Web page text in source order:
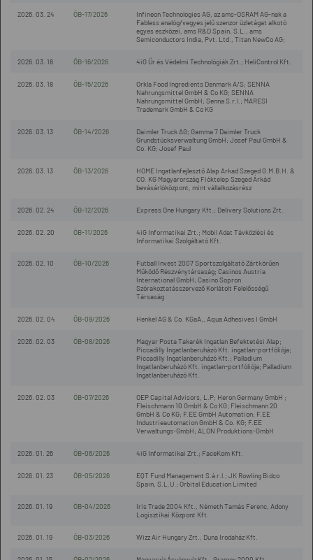
2026. 03. 24 ÖB-17/2026
Infineon Technologies AG, az ams-OSRAM AG-nak a
Fabless analóg/vegyes jelű szenzor üzletágat alkotó
egyes eszközei, ams R&D Spain, S.L., ams
Semiconductors India, Pvt. Ltd., Titan NewCo AG;
2026. 03. 18 ÖB-16/2026 4iG Űr és Védelmi Technológiák Zrt.; HeliControl Kft.
2026. 03. 18 ÖB-15/2026
Orkla Food Ingredients Denmark A/S; SENNA
Nahrungsmittel GmbH & Co KG; SENNA
Nahrungsmittel GmbH; Senna S.r.l.; MARESI
Trademark GmbH & Co KG
2026. 03. 13 ÖB-14/2026
Daimler Truck AG; Gamma 7 Daimler Truck
Grundstücksverwaltung GmbH; Josef Paul GmbH &
Co. KG; Josef Paul
2026. 03. 13 ÖB-13/2026
HOME Ingatlanfejlesztő Alap Arkad Szeged G.M.B.H. &
CO. KG Magyarország Fióktelep Szeged Árkád
bevásárlóközpont, mint vállalkozásrész
2026. 02. 24 ÖB-12/2026 Express One Hungary Kft.; Delivery Solutions Zrt.
2026. 02. 20 ÖB-11/2026
4iG Informatikai Zrt.; Mobil Adat Távközlési és
Informatikai Szolgáltató Kft.
2026. 02. 10 ÖB-10/2026
Futball Invest 2007 Sportszolgáltató Zártkörűen
Működő Részvénytársaság; Casinos Austria
International GmbH; Casino Sopron
Szórakoztatásszervező Korlátolt Felelősségű
Társaság
2026. 02. 04 ÖB-09/2026 Henkel AG & Co. KGaA,, Aqua Adhesives I GmbH
2026. 02. 03 ÖB-08/2026
Magyar Posta Takarék Ingatlan Befektetési Alap;
Piccadilly Ingatlanberuházó Kft. ingatlan-portfóliója;
Piccadilly Ingatlanberuházó Kft.; Palladium
Ingatlanberuházó Kft. ingatlan-portfóliója; Palladium
Ingatlanberuházó Kft.
2026. 02. 03 ÖB-07/2026
OEP Capital Advisors, L.P; Heron Germany GmbH ;
Fleischmann 10 GmbH & Co KG; Fleischmann 20
GmbH & Co KG; F.EE GmbH Automation; F.EE
Industrieautomation GmbH & Co. KG; F.EE
Verwaltungs-GmbH; ALON Produktions-GmbH
2026. 01. 26 ÖB-06/2026 4iG Informatikai Zrt.; FaceKom Kft.
2026. 01. 23 ÖB-05/2026
EQT Fund Management S.à r.l.; JK Rowling Bidco
Spain, S.L.U.; Orbital Education Limited
2026. 01. 19 ÖB-04/2026
Iris Trade 2004 Kft., Németh Tamás Ferenc, Adony
Logisztikai Központ Kft.
2026. 01. 19 ÖB-03/2026 Wizz Air Hungary Zrt., Duna Irodaház Kft.